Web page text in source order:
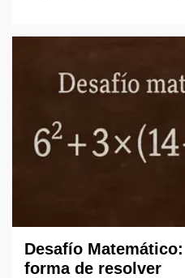
Desafío
forma de resolver